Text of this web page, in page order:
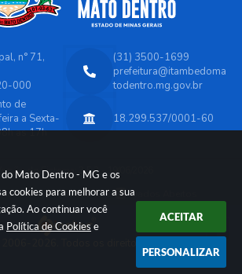
Mato Dentro - MG e os
cookies para melhorar a sua
Ao continuar você
Política de Cookies e
ACEITAR
PERSONALIZAR
n° 71,
000
(31) 3500-1699
prefeitura@itambedoma
todentro.mg.gov.br
de
a Sexta-
as 17h
18.299.537/0001-60
do Sistema:
3.5.3 - 19/06/2026
em: 04/08/2026 11:17 Dados Abertos
2026. Todos os direitos reservados -